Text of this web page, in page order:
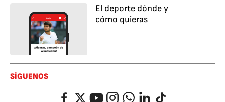
El deporte dónde y
cómo quieras
SÍGUENOS
FacebookTwitterYouTubeInstagramWhatsappLinkedIn
TikTok